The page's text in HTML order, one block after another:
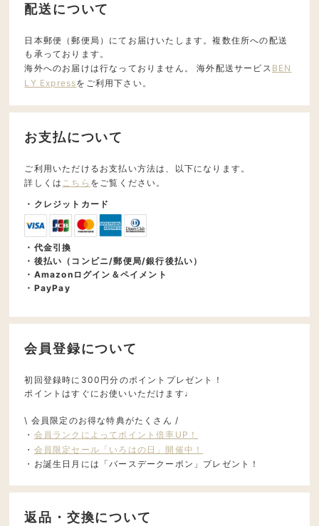
配送について
日本郵便（郵便局）にてお届けいたします。複数住所への配送
も承っております。
海外へのお届けは行なっておりません。 海外配送サービス BEN
LY Expressをご利用下さい。
お支払について
ご利用いただけるお支払い方法は、以下になります。
詳しくは こちら をご覧ください。
・クレジットカード
・代金引換
・後払い（コンビニ/郵便局/銀行後払い）
・Amazonログイン＆ペイメント
・PayPay
会員登録について
初回登録時に300円分のポイントプレゼント！
ポイントはすぐにお使いいただけます♩
\ 会員限定のお得な特典がたくさん /
・ 会員ランクによってポイント倍率UP！
・ 会員限定セール「いろはの日」開催中！
・お誕生日月には「バースデークーポン」プレゼント！
返品・交換について